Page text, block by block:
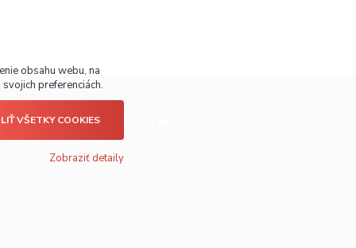
INFO
u nás?
obsahu webu, na
preferenciách.
VŠETKY COOKIES
Zobraziť detaily